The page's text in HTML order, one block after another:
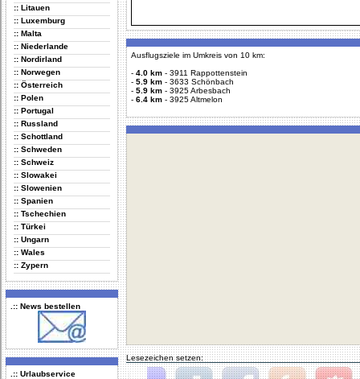
:: Litauen
:: Luxemburg
:: Malta
:: Niederlande
:: Nordirland
:: Norwegen
:: Österreich
:: Polen
:: Portugal
:: Russland
:: Schottland
:: Schweden
:: Schweiz
:: Slowakei
:: Slowenien
:: Spanien
:: Tschechien
:: Türkei
:: Ungarn
:: Wales
:: Zypern
.:: News bestellen
.:: Urlaubservice
Ausflugsziele im Umkreis von 10 km:
- 4.0 km - 3911 Rappottenstein
- 5.9 km - 3633 Schönbach
- 5.9 km - 3925 Arbesbach
- 6.4 km - 3925 Altmelon
Lesezeichen setzen: